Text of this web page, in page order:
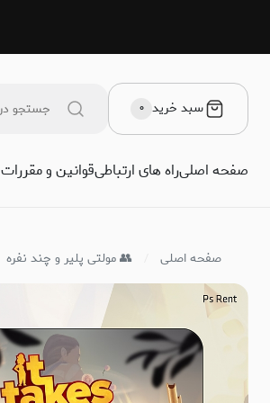
سبد خرید ۰
صفحه اصلیراه های ارتباطیقوانین و مقررات
صفحه اصلی 👥 مولتی پلیر و چند نفره